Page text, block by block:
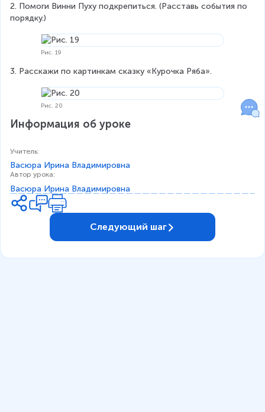
2. Помоги Винни Пуху подкрепиться. (Расставь события по
порядку.)
Рис. 19
3. Расскажи по картинкам сказку «Курочка Ряба».
Рис. 20
Информация об уроке
Учитель:
Васюра Ирина Владимировна
Автор урока:
Васюра Ирина Владимировна
Следующий шаг